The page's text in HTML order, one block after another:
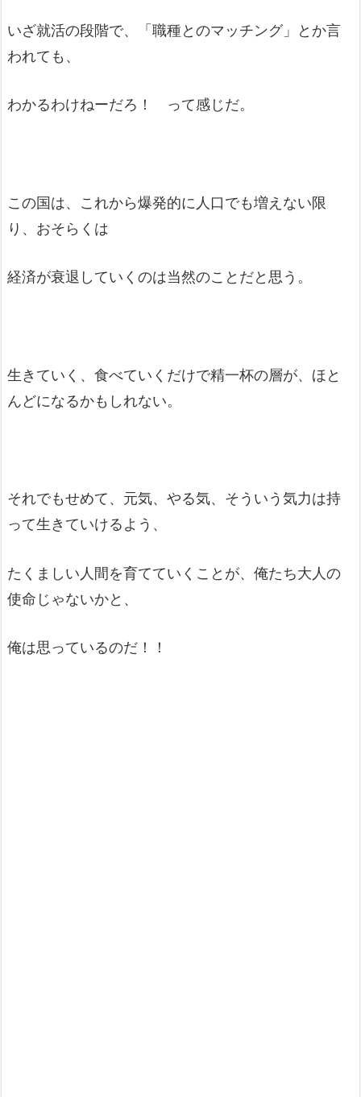
いざ就活の段階で、「職種とのマッチング」とか言
われても、
わかるわけねーだろ！ って感じだ。
この国は、これから爆発的に人口でも増えない限
り、おそらくは
経済が衰退していくのは当然のことだと思う。
生きていく、食べていくだけで精一杯の層が、ほと
んどになるかもしれない。
それでもせめて、元気、やる気、そういう気力は持
って生きていけるよう、
たくましい人間を育てていくことが、俺たち大人の
使命じゃないかと、
俺は思っているのだ！！